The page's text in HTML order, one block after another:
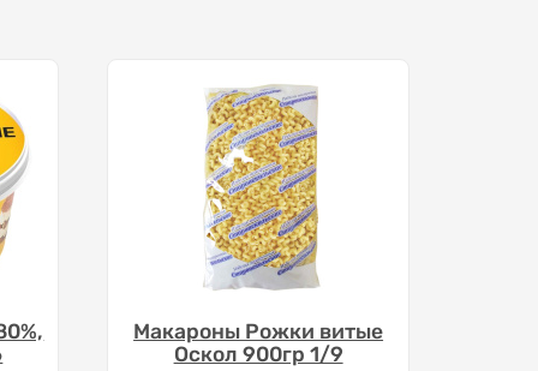
Макароны Рожки витые
Оскол 900гр 1/9